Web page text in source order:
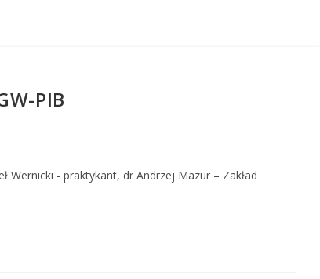
PIB
Wernicki - praktykant, dr Andrzej Mazur – Zakład